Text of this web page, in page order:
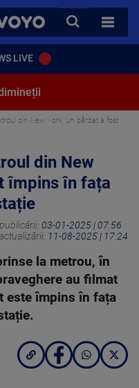
VOYO
CAUTA
TOATE
LIVE
din New York. Un bărbat a fost
din New
împins în fața
03-01-2025 | 07:56
11-08-2025 | 17:24
la metrou, în
au filmat
este împins în fața